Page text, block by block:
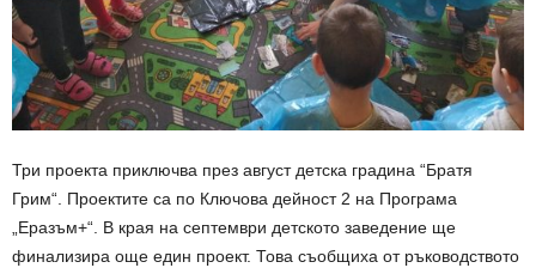
Три проекта приключва през август детска градина “Братя
Грим“. Проектите са по Ключова дейност 2 на Програма
„Еразъм+“. В края на септември детското заведение ще
финализира още един проект. Това съобщиха от ръководството